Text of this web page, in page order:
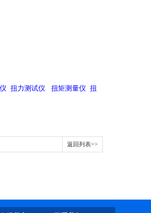
扭力测试仪 扭矩测量仪 扭
返回列表>>